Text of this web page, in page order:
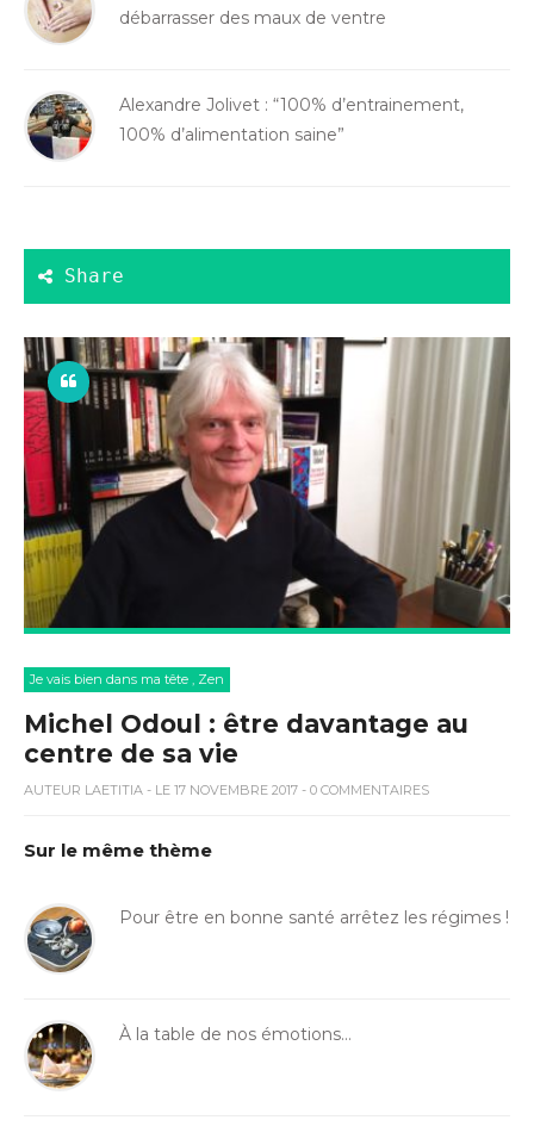
débarrasser des maux de ventre
Alexandre Jolivet : “100% d’entrainement,
100% d’alimentation saine”
Je vais bien dans ma tête , Zen
Michel Odoul : être davantage au
centre de sa vie
AUTEUR LAETITIA - LE 17 NOVEMBRE 2017 - 0 COMMENTAIRES
Sur le même thème
Pour être en bonne santé arrêtez les régimes !
À la table de nos émotions…